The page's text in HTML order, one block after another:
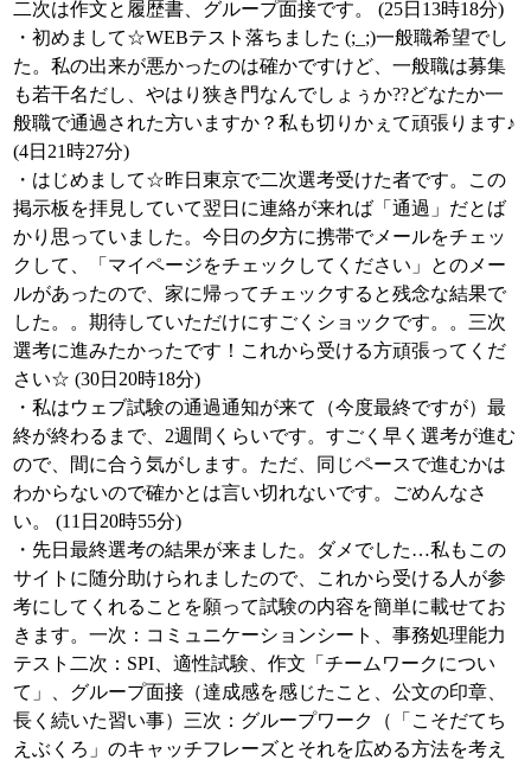
二次は作文と履歴書、グループ面接です。 (25日13時18分)
・初めまして☆WEBテスト落ちました (;_;)一般職希望でし
た。私の出来が悪かったのは確かですけど、一般職は募集
も若干名だし、やはり狭き門なんでしょぅか??どなたか一
般職で通過された方いますか？私も切りかぇて頑張ります♪
(4日21時27分)
・はじめまして☆昨日東京で二次選考受けた者です。この
掲示板を拝見していて翌日に連絡が来れば「通過」だとば
かり思っていました。今日の夕方に携帯でメールをチェッ
クして、「マイページをチェックしてください」とのメー
ルがあったので、家に帰ってチェックすると残念な結果で
した。。期待していただけにすごくショックです。。三次
選考に進みたかったです！これから受ける方頑張ってくだ
さい☆ (30日20時18分)
・私はウェブ試験の通過通知が来て（今度最終ですが）最
終が終わるまで、2週間くらいです。すごく早く選考が進む
ので、間に合う気がします。ただ、同じペースで進むかは
わからないので確かとは言い切れないです。ごめんなさ
い。 (11日20時55分)
・先日最終選考の結果が来ました。ダメでした…私もこの
サイトに随分助けられましたので、これから受ける人が参
考にしてくれることを願って試験の内容を簡単に載せてお
きます。一次：コミュニケーションシート、事務処理能力
テスト二次：SPI、適性試験、作文「チームワークについ
て」、グループ面接（達成感を感じたこと、公文の印章、
長く続いた習い事）三次：グループワーク（「こそだてち
えぶくろ」のキャッチフレーズとそれを広める方法を考え